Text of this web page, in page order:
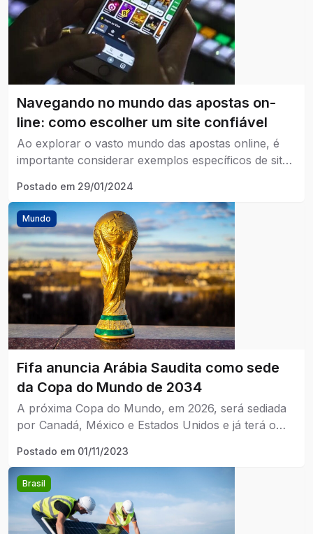
Navegando no mundo das apostas on-
line: como escolher um site confiável
Ao explorar o vasto mundo das apostas online, é
importante considerar exemplos específicos de sites
segurança.
Postado em 29/01/2024
Mundo
Fifa anuncia Arábia Saudita como sede
da Copa do Mundo de 2034
A próxima Copa do Mundo, em 2026, será sediada
por Canadá, México e Estados Unidos e já terá o
Postado em 01/11/2023
Brasil